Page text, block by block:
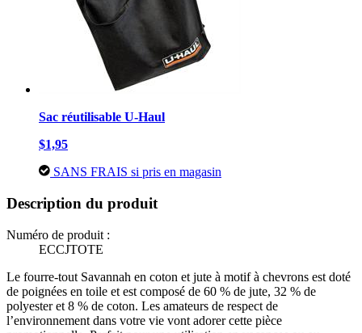
Sac réutilisable U-Haul
$1,95
SANS FRAIS si pris en magasin
Description du produit
Numéro de produit :
ECCJTOTE
Le fourre-tout Savannah en coton et jute à motif à chevrons est doté
de poignées en toile et est composé de 60 % de jute, 32 % de
polyester et 8 % de coton. Les amateurs de respect de
l’environnement dans votre vie vont adorer cette pièce